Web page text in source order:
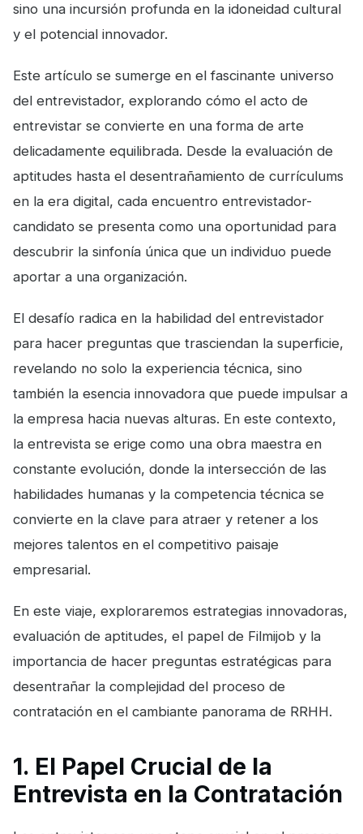
sino una incursión profunda en la idoneidad cultural
y el potencial innovador.
Este artículo se sumerge en el fascinante universo
del entrevistador, explorando cómo el acto de
entrevistar se convierte en una forma de arte
delicadamente equilibrada. Desde la evaluación de
aptitudes hasta el desentrañamiento de currículums
en la era digital, cada encuentro entrevistador-
candidato se presenta como una oportunidad para
descubrir la sinfonía única que un individuo puede
aportar a una organización.
El desafío radica en la habilidad del entrevistador
para hacer preguntas que trasciendan la superficie,
revelando no solo la experiencia técnica, sino
también la esencia innovadora que puede impulsar a
la empresa hacia nuevas alturas. En este contexto,
la entrevista se erige como una obra maestra en
constante evolución, donde la intersección de las
habilidades humanas y la competencia técnica se
convierte en la clave para atraer y retener a los
mejores talentos en el competitivo paisaje
empresarial.
En este viaje, exploraremos estrategias innovadoras,
evaluación de aptitudes, el papel de Filmijob y la
importancia de hacer preguntas estratégicas para
desentrañar la complejidad del proceso de
contratación en el cambiante panorama de RRHH.
1. El Papel Crucial de la
Entrevista en la Contratación